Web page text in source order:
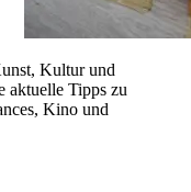
Kultur und
aktuelle Tipps zu
Kino und